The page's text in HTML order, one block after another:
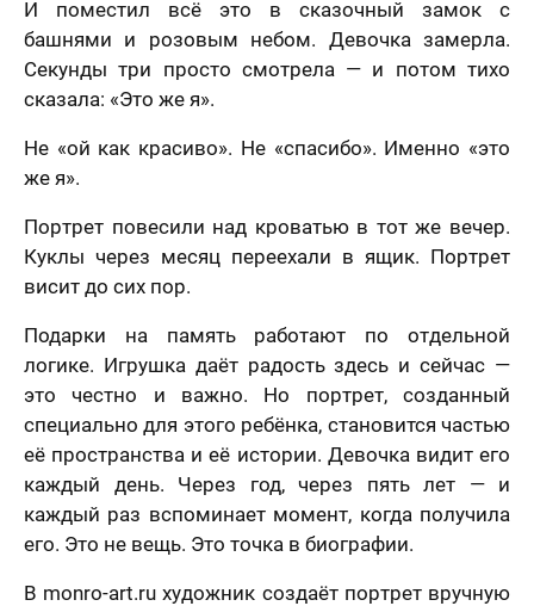
И поместил всё это в сказочный замок с
башнями и розовым небом. Девочка замерла.
Секунды три просто смотрела — и потом тихо
сказала: «Это же я».
Не «ой как красиво». Не «спасибо». Именно «это
же я».
Портрет повесили над кроватью в тот же вечер.
Куклы через месяц переехали в ящик. Портрет
висит до сих пор.
Подарки на память работают по отдельной
логике. Игрушка даёт радость здесь и сейчас —
это честно и важно. Но портрет, созданный
специально для этого ребёнка, становится частью
её пространства и её истории. Девочка видит его
каждый день. Через год, через пять лет — и
каждый раз вспоминает момент, когда получила
его. Это не вещь. Это точка в биографии.
В monro-art.ru художник создаёт портрет вручную